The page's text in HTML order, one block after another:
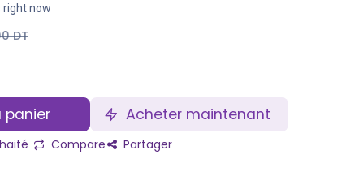
right now
DT
panier Acheter maintenant
Compare Partager